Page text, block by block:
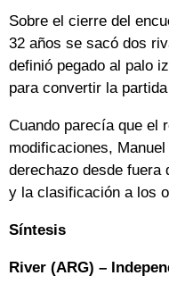
Sobre el cierre del
32 años se sacó dos
definió pegado al palo
para convertir la
Cuando parecía que el
modificaciones,
derechazo desde fuera
y la clasificación a los
Síntesis
River (ARG) –